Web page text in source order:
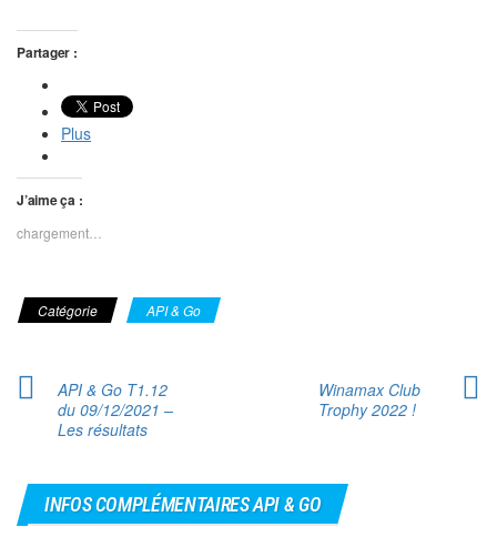
Partager :
Plus
J’aime ça :
chargement…
Catégorie API & Go
API & Go T1.12
du 09/12/2021 –
Les résultats
Winamax Club
Trophy 2022 !
INFOS COMPLÉMENTAIRES API & GO